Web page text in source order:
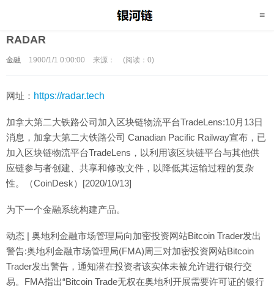
RADAR
金融 1900/1/1 0:00:00 来源： (阅读：0)
网址： https://radar.tech
加拿大第二大铁路公司加入区块链物流平台TradeLens:10月13日
消息，加拿大第二大铁路公司 Canadian Pacific Railway宣布，已
加入区块链物流平台TradeLens，以利用该区块链平台与其他供
应链参与者创建、共享和修改文件，以降低其运输过程的复杂
性。（CoinDesk）[2020/10/13]
为下一个金融系统构建产品。
动态 | 奥地利金融市场管理局向加密投资网站Bitcoin Trader发出
警告:奥地利金融市场管理局(FMA)周三对加密投资网站Bitcoin
Trader发出警告，通知潜在投资者该实体未被允许进行银行交
易。FMA指出“Bitcoin Trade无权在奥地利开展需要许可证的银行